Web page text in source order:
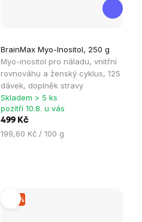
BrainMax Myo-Inositol, 250 g
Myo-inositol pro náladu, vnitřní
rovnováhu a ženský cyklus, 125
dávek, doplněk stravy
hodnocení
produktu
je
4,8
z
Skladem > 5 ks
pozítří 10.8. u vás
499 Kč
Měrná
199,60 Kč / 100 g
–8 %